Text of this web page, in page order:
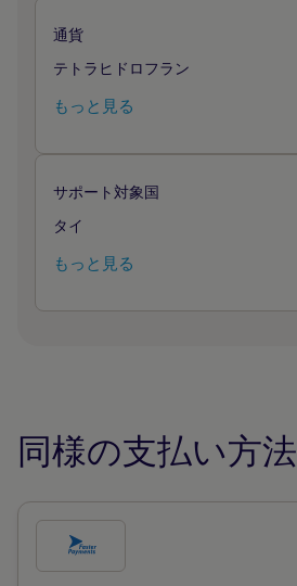
通貨
テトラヒドロフラン
もっと見る
サポート対象国
タイ
もっと見る
同様の支払い方法
の